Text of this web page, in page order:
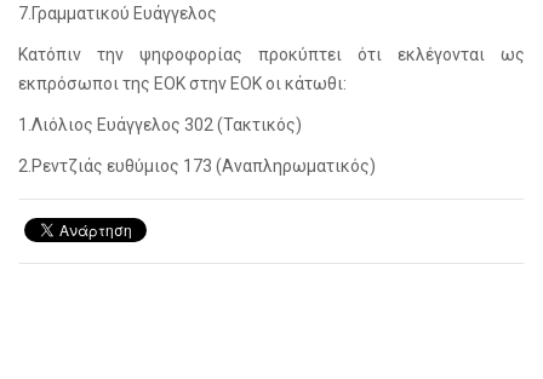
7.Γραμματικού Ευάγγελος
Κατόπιν την ψηφοφορίας προκύπτει ότι εκλέγονται ως
εκπρόσωποι της ΕΟΚ στην ΕΟΚ οι κάτωθι:
1.Λιόλιος Ευάγγελος 302 (Τακτικός)
2.Ρεντζιάς ευθύμιος 173 (Αναπληρωματικός)